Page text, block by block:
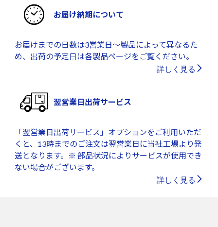
お届け納期について
お届けまでの日数は3営業日～製品によって異なるた
め、出荷の予定日は各製品ページをご覧ください。
詳しく見る
翌営業日出荷サービス
「翌営業日出荷サービス」オプションをご利用いただ
くと、13時までのご注文は翌営業日に当社工場より発
送となります。※ 部品状況によりサービスが使用でき
ない場合がございます。
詳しく見る